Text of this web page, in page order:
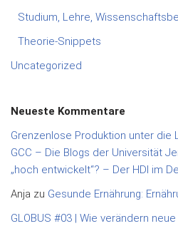
Studium, Lehre,
Theorie-Snippets
Uncategorized
Neueste Kommentare
Grenzenlose Produktion unter die
GCC – Die Blogs der Universität
„hoch entwickelt“? – Der HDI im
Anja zu Gesunde Ernährung:
GLOBUS #03 | Wie verändern